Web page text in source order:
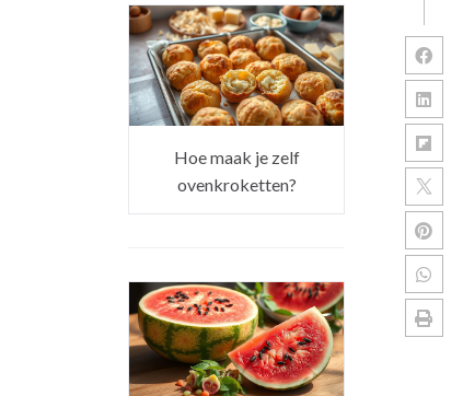
Hoe maak je zelf
ovenkroketten?